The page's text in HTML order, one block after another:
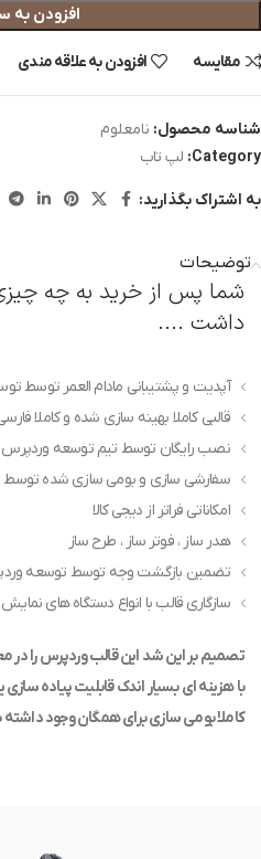
افزودن به
مقایسه افزودن به علاقه مندی
شناسه محصول: نامعلوم
Category: لپ تاب
به اشتراک بگذارید:
توضیحات
شما پس از خرید به چه
داشت ....
آپدیت و پشتیبانی مادام العمر توسط
قالبی کاملا بهینه سازی شده و کاملا
نصب رایگان توسط تیم توسعه وردپرس
سفارشی سازی و بومی سازی شده
امکاناتی فراتر از دیجی کالا
هدر ساز ، فوتر ساز ، طرح ساز
تضمین بازگشت وجه توسط توسعه
سازگاری قالب با انواع دستگاه های
تصمیم بر این شد این قالب وردپرس را در
با هزینه ای بسیار اندک قابلیت پیاده
کاملا بومی سازی برای همگان وجود داشته